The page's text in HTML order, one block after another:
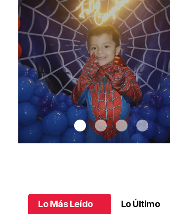
Lo Más Leído Lo Último